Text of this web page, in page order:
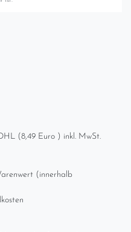
(8,49 Euro ) inkl. MwSt.
(innerhalb